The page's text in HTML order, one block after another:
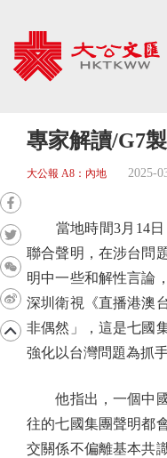
專家解讀/G7
大公報 A8：內地 2025-
當地時間3月14日
聯合聲明，在涉台問
明中一些和解性言論
深圳衛視《直播港澳
非偶然」，這是七國
強化以台灣問題為抓
他指出，一個中國
往的七國集團聲明都
交關係不偏離基本共